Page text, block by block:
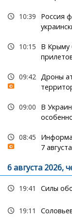
10:39
Россия
10:15
В Крыму
09:42
Дроны
09:00
В
08:45
7 августа
6 августа 2026,
19:41 Силы
19:11